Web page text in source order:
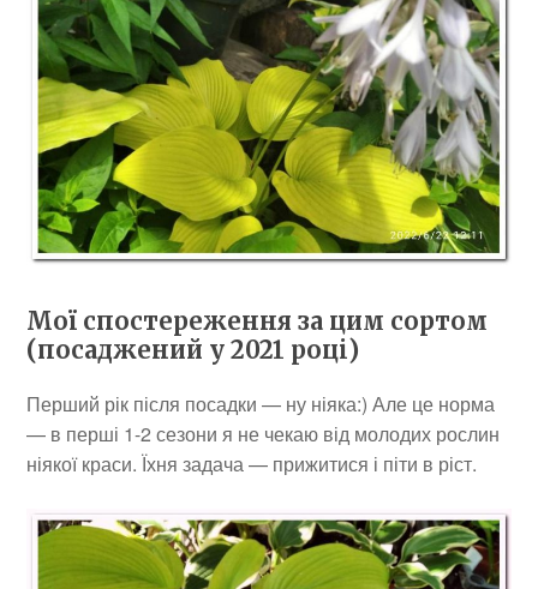
Мої спостереження за цим сортом
(посаджений у 2021 році)
Перший рік після посадки — ну ніяка:) Але це норма
— в перші 1-2 сезони я не чекаю від молодих рослин
ніякої краси. Їхня задача — прижитися і піти в ріст.